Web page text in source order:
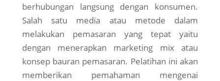
berhubungan langsung dengan konsumen.
Salah satu media atau metode dalam
melakukan pemasaran yang tepat yaitu
dengan menerapkan marketing mix atau
konsep bauran pemasaran. Pelatihan ini akan
memberikan pemahaman mengenai